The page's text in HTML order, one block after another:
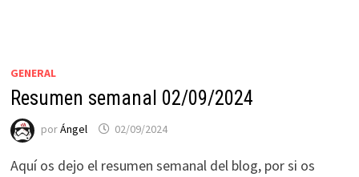
GENERAL
Resumen semanal 02/09/2024
porÁngel 02/09/2024
Aquí os dejo el resumen semanal del blog, por si os